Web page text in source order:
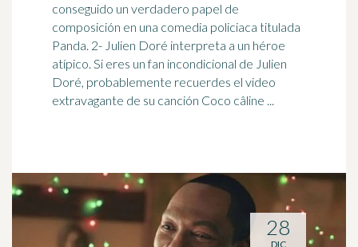
conseguido un verdadero papel de
composición en una comedia policiaca titulada
Panda. 2- Julien Doré interpreta a un héroe
atípico. Si eres un fan incondicional de Julien
Doré, probablemente recuerdes el video
extravagante de su canción Coco câline ...
28
DIC